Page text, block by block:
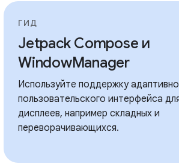
ГИД
Jetpack Compose и
WindowManager
Используйте поддержку
пользовательского интерфейса
дисплеев, например складных и
переворачивающихся.